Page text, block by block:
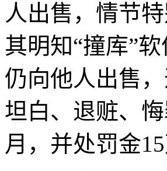
人出售，情节
其明知“撞库”
仍向他人出售
坦白、退赃、
月，并处罚金15